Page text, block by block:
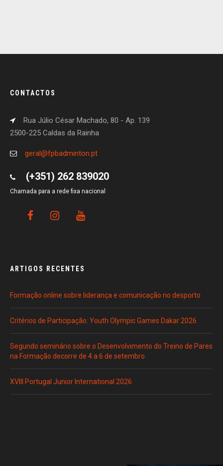
CONTACTOS
Rua Júlio César Machado, 80 - Ap. 139
2500-225 Caldas da Rainha
geral@fpbadminton.pt
(+351) 262 839020
Chamada para a rede fixa nacional
ARTIGOS RECENTES
Formação online sobre liderança e comunicação no desporto
Critérios de Participação: Youth Olympic Games Dakar 2026
Segundo seminário sobre o Desenvolvimento do Treino de Pares
na Formação decorre de 4 a 6 de setembro
XVIII Portugal Junior International 2026